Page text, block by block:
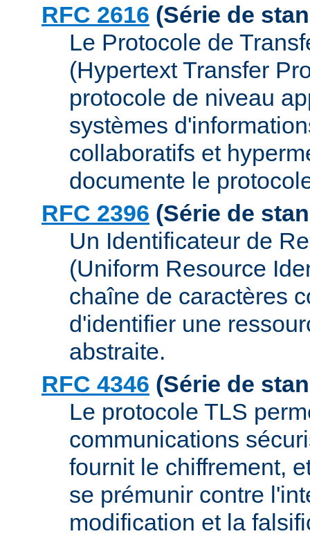
RFC 2616 (Série de
Le Protocole de
(Hypertext Transfer
protocole de niveau
systèmes
collaboratifs et
documente le
RFC 2396 (Série de
Un Identificateur de
(Uniform Resource
chaîne de caractères
d'identifier une
abstraite.
RFC 4346 (Série de
Le protocole TLS
communications
fournit le chiffrement,
se prémunir contre
modification et la